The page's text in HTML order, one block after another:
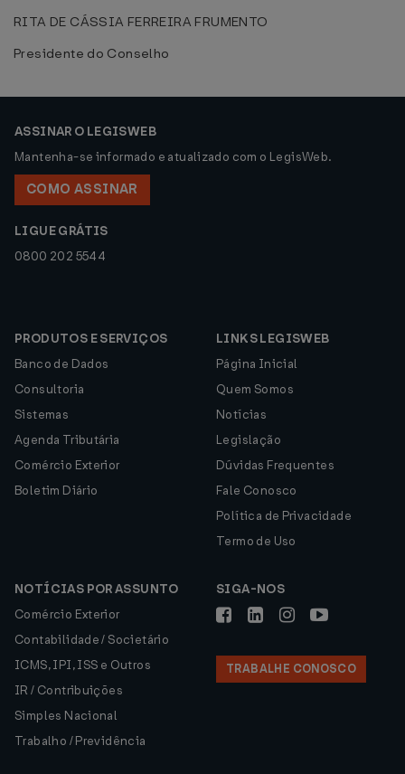
RITA DE CÁSSIA FERREIRA FRUMENTO
Presidente do Conselho
ASSINAR O LEGISWEB
Mantenha-se informado e atualizado com o LegisWeb.
COMO ASSINAR
LIGUE GRÁTIS
0800 202 5544
PRODUTOS E SERVIÇOS
Banco de Dados
Consultoria
Sistemas
Agenda Tributária
Comércio Exterior
Boletim Diário
LINKS LEGISWEB
Página Inicial
Quem Somos
Notícias
Legislação
Dúvidas Frequentes
Fale Conosco
Política de Privacidade
Termo de Uso
NOTÍCIAS POR ASSUNTO
Comércio Exterior
Contabilidade / Societário
ICMS, IPI, ISS e Outros
IR / Contribuições
Simples Nacional
Trabalho / Previdência
SIGA-NOS
TRABALHE CONOSCO